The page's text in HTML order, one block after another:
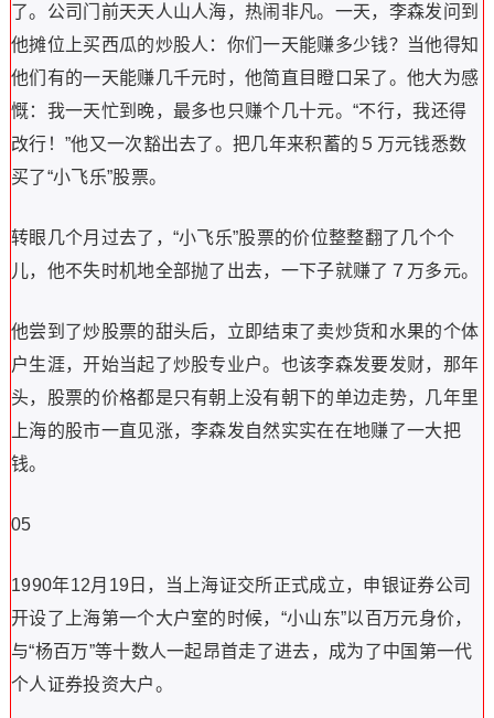
了。公司门前天天人山人海，热闹非凡。一天，李森发问到
他摊位上买西瓜的炒股人：你们一天能赚多少钱？当他得知
他们有的一天能赚几千元时，他简直目瞪口呆了。他大为感
慨：我一天忙到晚，最多也只赚个几十元。“不行，我还得
改行！”他又一次豁出去了。把几年来积蓄的５万元钱悉数
买了“小飞乐”股票。
转眼几个月过去了，“小飞乐”股票的价位整整翻了几个个
儿，他不失时机地全部抛了出去，一下子就赚了７万多元。
他尝到了炒股票的甜头后，立即结束了卖炒货和水果的个体
户生涯，开始当起了炒股专业户。也该李森发要发财，那年
头，股票的价格都是只有朝上没有朝下的单边走势，几年里
上海的股市一直见涨，李森发自然实实在在地赚了一大把
钱。
05
1990年12月19日，当上海证交所正式成立，申银证券公司
开设了上海第一个大户室的时候，“小山东”以百万元身价，
与“杨百万”等十数人一起昂首走了进去，成为了中国第一代
个人证券投资大户。